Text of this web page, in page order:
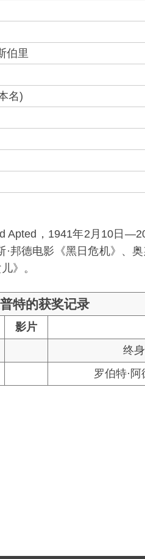
伯里
名)
Apted，1941年2月10日
·邦德电影《黑日危机》、
儿》。
特的获奖记录
影片
终
罗伯特·